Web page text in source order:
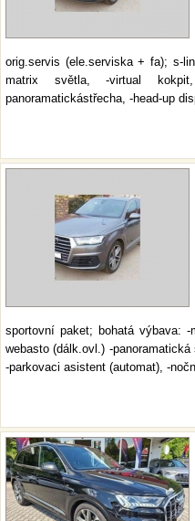
orig.servis (ele.serviska + fa); s-
matrix světla, -virtual
panoramatickástřecha, -head-up
sportovní paket; bohatá výbava:
webasto (dálk.ovl.) -
-parkovaci asistent (automat), -